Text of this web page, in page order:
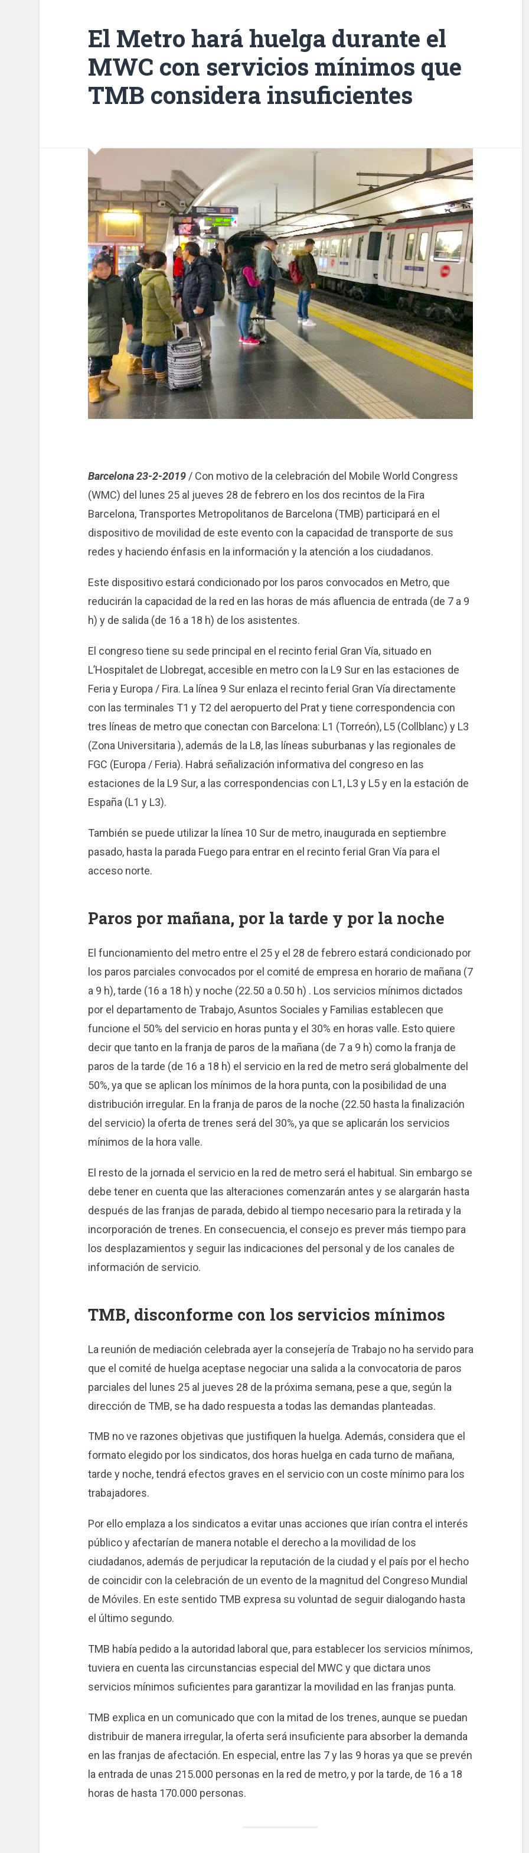
El Metro hará huelga durante el
MWC con servicios mínimos que
TMB considera insuficientes
Barcelona 23-2-2019/ Con motivo de la celebración del Mobile World Congress
(WMC) del lunes 25 al jueves 28 de febrero en los dos recintos de la Fira
Barcelona, ​​Transportes Metropolitanos de Barcelona (TMB) participará en el
dispositivo de movilidad de este evento con la capacidad de transporte de sus
redes y haciendo énfasis en la información y la atención a los ciudadanos.
Este dispositivo estará condicionado por los paros convocados en Metro, que
reducirán la capacidad de la red en las horas de más afluencia de entrada (de 7 a 9
h) y de salida (de 16 a 18 h) de los asistentes.
El congreso tiene su sede principal en el recinto ferial Gran Vía, situado en
L’Hospitalet de Llobregat, accesible en metro con la L9 Sur en las estaciones de
Feria y Europa / Fira. La línea 9 Sur enlaza el recinto ferial Gran Vía directamente
con las terminales T1 y T2 del aeropuerto del Prat y tiene correspondencia con
tres líneas de metro que conectan con Barcelona: L1 (Torreón), L5 (Collblanc) y L3
(Zona Universitaria ), además de la L8, las líneas suburbanas y las regionales de
FGC (Europa / Feria). Habrá señalización informativa del congreso en las
estaciones de la L9 Sur, a las correspondencias con L1, L3 y L5 y en la estación de
España (L1 y L3).
También se puede utilizar la línea 10 Sur de metro, inaugurada en septiembre
pasado, hasta la parada Fuego para entrar en el recinto ferial Gran Vía para el
acceso norte.
Paros por mañana, por la tarde y por la noche
El funcionamiento del metro entre el 25 y el 28 de febrero estará condicionado por
los paros parciales convocados por el comité de empresa en horario de mañana (7
a 9 h), tarde (16 a 18 h) y noche (22.50 a 0.50 h) . Los servicios mínimos dictados
por el departamento de Trabajo, Asuntos Sociales y Familias establecen que
funcione el 50% del servicio en horas punta y el 30% en horas valle. Esto quiere
decir que tanto en la franja de paros de la mañana (de 7 a 9 h) como la franja de
paros de la tarde (de 16 a 18 h) el servicio en la red de metro será globalmente del
50%, ya que se aplican los mínimos de la hora punta, con la posibilidad de una
distribución irregular. En la franja de paros de la noche (22.50 hasta la finalización
del servicio) la oferta de trenes será del 30%, ya que se aplicarán los servicios
mínimos de la hora valle.
El resto de la jornada el servicio en la red de metro será el habitual. Sin embargo se
debe tener en cuenta que las alteraciones comenzarán antes y se alargarán hasta
después de las franjas de parada, debido al tiempo necesario para la retirada y la
incorporación de trenes. En consecuencia, el consejo es prever más tiempo para
los desplazamientos y seguir las indicaciones del personal y de los canales de
información de servicio.
TMB, disconforme con los servicios mínimos
La reunión de mediación celebrada ayer la consejería de Trabajo no ha servido para
que el comité de huelga aceptase negociar una salida a la convocatoria de paros
parciales del lunes 25 al jueves 28 de la próxima semana, pese a que, según la
dirección de TMB, se ha dado respuesta a todas las demandas planteadas.
TMB no ve razones objetivas que justifiquen la huelga. Además, considera que el
formato elegido por los sindicatos, dos horas huelga en cada turno de mañana,
tarde y noche, tendrá efectos graves en el servicio con un coste mínimo para los
trabajadores.
Por ello emplaza a los sindicatos a evitar unas acciones que irían contra el interés
público y afectarían de manera notable el derecho a la movilidad de los
ciudadanos, además de perjudicar la reputación de la ciudad y el país por el hecho
de coincidir con la celebración de un evento de la magnitud del Congreso Mundial
de Móviles. En este sentido TMB expresa su voluntad de seguir dialogando hasta
el último segundo.
TMB había pedido a la autoridad laboral que, para establecer los servicios mínimos,
tuviera en cuenta las circunstancias especial del MWC y que dictara unos
servicios mínimos suficientes para garantizar la movilidad en las franjas punta.
TMB explica en un comunicado que con la mitad de los trenes, aunque se puedan
distribuir de manera irregular, la oferta será insuficiente para absorber la demanda
en las franjas de afectación. En especial, entre las 7 y las 9 horas ya que se prevén
la entrada de unas 215.000 personas en la red de metro, y por la tarde, de 16 a 18
horas de hasta 170.000 personas.